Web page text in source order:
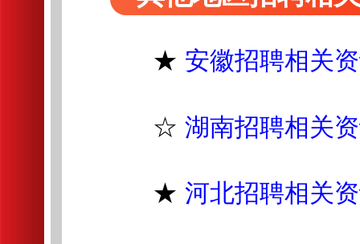
★ 安徽招聘相关
☆ 湖南招聘相关
★ 河北招聘相关